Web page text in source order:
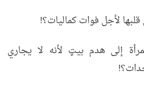
لأجل فوات كماليات؟!
إلى هدم بيتٍ لأنه لا يجاري